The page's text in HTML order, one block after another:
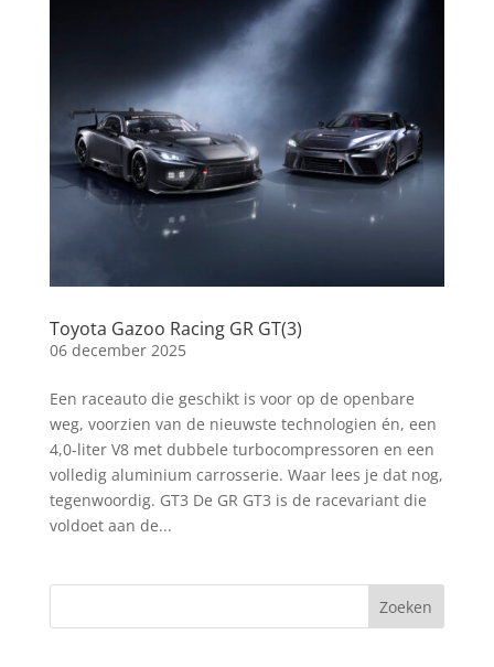
Toyota Gazoo Racing GR GT(3)
06 december 2025
Een raceauto die geschikt is voor op de openbare
weg, voorzien van de nieuwste technologien én, een
4,0-liter V8 met dubbele turbocompressoren en een
volledig aluminium carrosserie. Waar lees je dat nog,
tegenwoordig. GT3 De GR GT3 is de racevariant die
voldoet aan de...